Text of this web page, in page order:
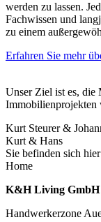
werden zu lassen.
Fachwissen und
zu einem
Erfahren Sie mehr
Unser Ziel ist es, die
Immobilienprojekten
Kurt Steurer &
Kurt & Hans
Sie befinden sich
Home
K&H Living GmbH
Handwerkerzone